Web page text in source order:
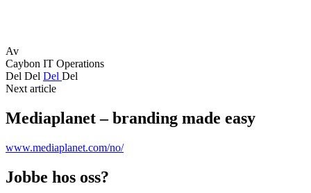
Av
Caybon IT Operations
Del Del Del Del
Next article
Mediaplanet – branding made easy
www.mediaplanet.com/no/
Jobbe hos oss?